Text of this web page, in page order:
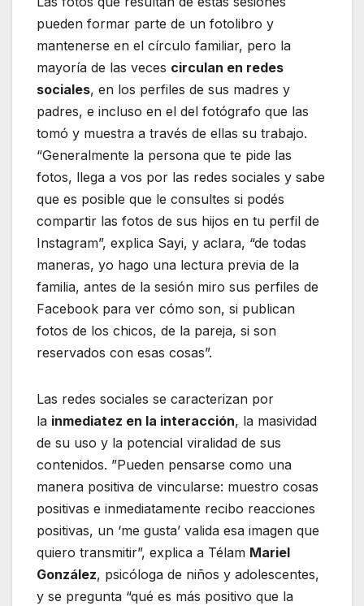
pueden formar parte de un fotolibro y
mantenerse en el círculo familiar, pero la
mayoría de las veces circulan en redes
sociales, en los perfiles de sus madres y
padres, e incluso en el del fotógrafo que las
tomó y muestra a través de ellas su trabajo.
“Generalmente la persona que te pide las
fotos, llega a vos por las redes sociales y sabe
que es posible que le consultes si podés
compartir las fotos de sus hijos en tu perfil de
Instagram”, explica Sayi, y aclara, “de todas
maneras, yo hago una lectura previa de la
familia, antes de la sesión miro sus perfiles de
Facebook para ver cómo son, si publican
fotos de los chicos, de la pareja, si son
reservados con esas cosas”.
Las redes sociales se caracterizan por
la inmediatez en la interacción, la masividad
de su uso y la potencial viralidad de sus
contenidos. ”Pueden pensarse como una
manera positiva de vincularse: muestro cosas
positivas e inmediatamente recibo reacciones
positivas, un ‘me gusta’ valida esa imagen que
quiero transmitir”, explica a Télam Mariel
González, psicóloga de niños y adolescentes,
y se pregunta “qué es más positivo que la